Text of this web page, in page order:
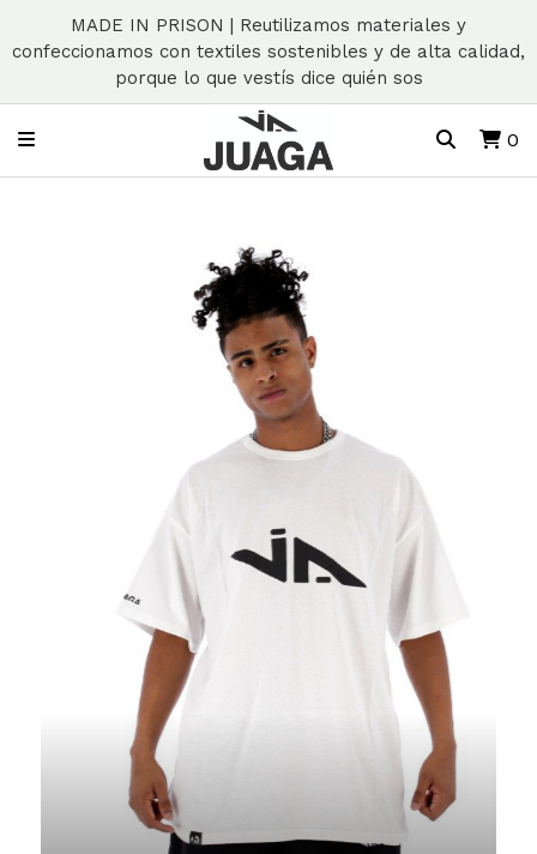
MADE IN PRISON | Reutilizamos materiales y
confeccionamos con textiles sostenibles y de alta calidad,
porque lo que vestís dice quién sos
0